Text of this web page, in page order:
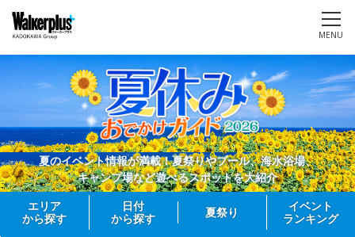
MENU
夏のイベント情報が満載！夏祭りやプール、海水浴場、
キャンプ場など遊べるスポットを大紹介
エリア
から探す
日付
から探す
夏祭り
イベント
ランキング